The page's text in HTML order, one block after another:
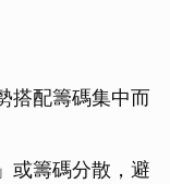
搭配籌碼集中而
或籌碼分散，避